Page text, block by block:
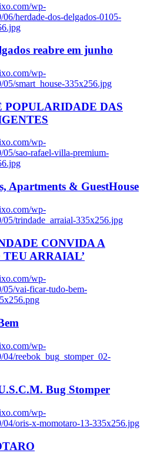
wp-
herdade-dos-delgados-0105-
reabre em junho
wp-
05/smart_house-335x256.jpg
POPULARIDADE DAS
wp-
05/sao-rafael-villa-premium-
Apartments & GuestHouse
wp-
05/trindade_arraial-335x256.jpg
CONVIDA A
TEU ARRAIAL’
wp-
05/vai-ficar-tudo-bem-
wp-
04/reebok_bug_stomper_02-
Bug Stomper
wp-
04/oris-x-momotaro-13-335x256.jpg